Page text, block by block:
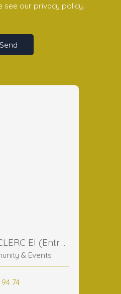
see our privacy policy.
Send
Frederic LECLERC EI (Entreprise Individuelle)
& Events
74